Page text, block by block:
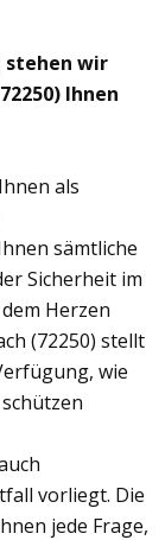
stehen wir
Ihnen
als
sämtliche
Sicherheit im
Herzen
(72250) stellt
wie
vorliegt. Die
jede Frage,